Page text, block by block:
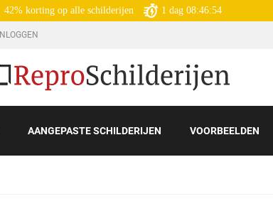
42% korting op alle schilderijen 1 dag 08:46:52
INLOGGEN
AANGEPASTE SCHILDERIJEN VOORBEELDEN